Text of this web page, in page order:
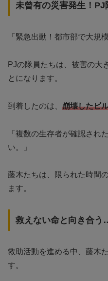
未曾有の災害発生！
「緊急出動！都市部で大規
PJの隊員たちは、被害の大
とになります。
到着したのは、 崩壊したビ
「複数の生存者が確認され
い。」
藤木たちは、限られた時間
ます。
救えない命と向き合
救助活動を進める中、藤木
す。